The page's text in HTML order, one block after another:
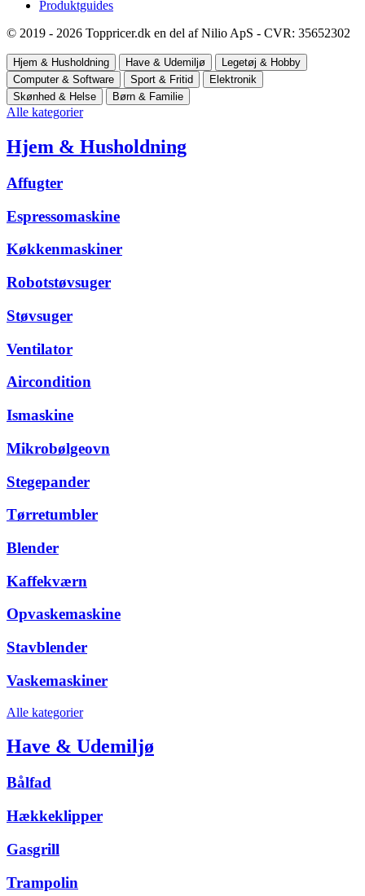
Produktguides
© 2019 - 2026 Toppricer.dk en del af Nilio ApS - CVR: 35652302
Hjem & Husholdning Have & Udemiljø
Legetøj & Hobby
Computer & Software
Sport & Fritid
Elektronik
Skønhed & Helse
Børn & Familie
Alle kategorier
Hjem & Husholdning
Affugter
Espressomaskine
Køkkenmaskiner
Robotstøvsuger
Støvsuger
Ventilator
Aircondition
Ismaskine
Mikrobølgeovn
Stegepander
Tørretumbler
Blender
Kaffekværn
Opvaskemaskine
Stavblender
Vaskemaskiner
Alle kategorier
Have & Udemiljø
Bålfad
Hækkeklipper
Gasgrill
Trampolin